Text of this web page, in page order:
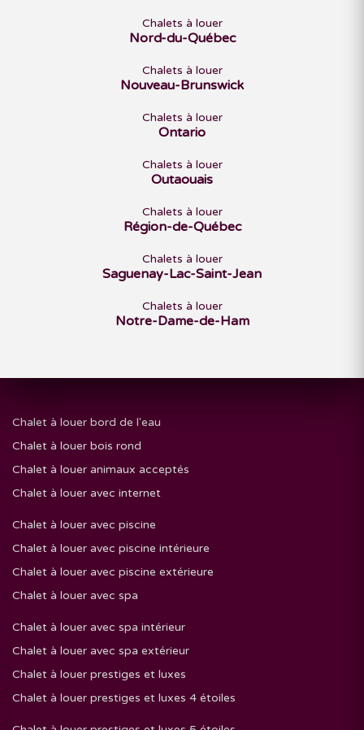
Chalets à louer
Nord-du-Québec
Chalets à louer
Nouveau-Brunswick
Chalets à louer
Ontario
Chalets à louer
Outaouais
Chalets à louer
Région-de-Québec
Chalets à louer
Saguenay-Lac-Saint-Jean
Chalets à louer
Notre-Dame-de-Ham
Chalet à louer bord de l'eau
Chalet à louer bois rond
Chalet à louer animaux acceptés
Chalet à louer avec internet
Chalet à louer avec piscine
Chalet à louer avec piscine intérieure
Chalet à louer avec piscine extérieure
Chalet à louer avec spa
Chalet à louer avec spa intérieur
Chalet à louer avec spa extérieur
Chalet à louer prestiges et luxes
Chalet à louer prestiges et luxes 4 étoiles